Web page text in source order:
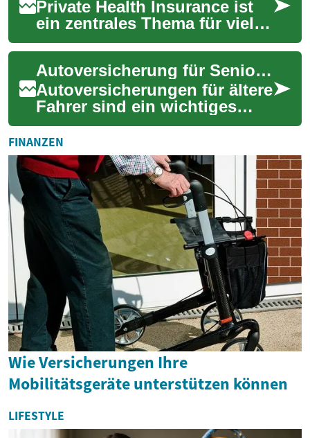
Private Health Insurance ist
ein zentrales Thema für viele
Personen, die eine Alternative
oder Ergänzung zur gesetzli...
Autoversicherung für Senioren: Was Sie wissen sollten
Autoversicherungen für ältere
Fahrer sind ein wichtiges
Thema, das viele Senioren
beschäftigt. Mit
zunehmendem Alter ...
FINANZEN
Wie Versicherungen Ihre
Mobilitätsgeräte unterstützen können
LIFESTYLE